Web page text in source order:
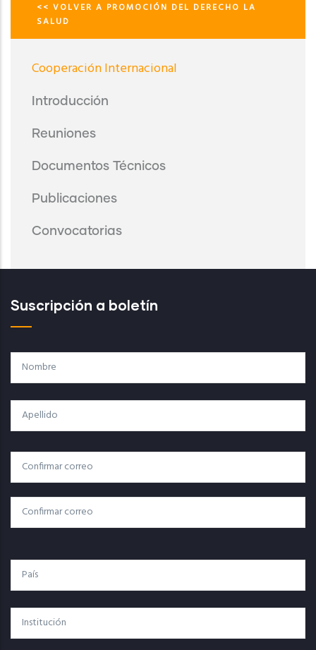
<< VOLVER A PROMOCIÓN DEL DERECHO LA
SALUD
Cooperación
Internacional
Cooperación Internacional
Introducción
Reuniones
Documentos Técnicos
Publicaciones
Convocatorias
Suscripción a boletín
Nombre
Apellido
Correo
Electrónico
Correo Electrónico
Confirmar Correo
País
Institución